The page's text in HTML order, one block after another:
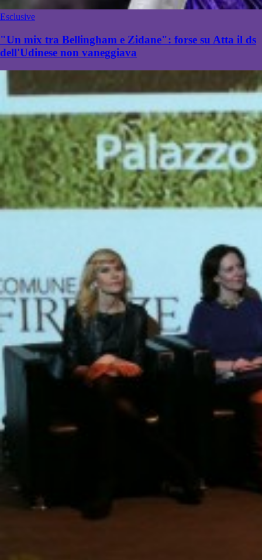
Esclusive
"Un mix tra Bellingham e Zidane": forse su Atta il ds
dell'Udinese non vaneggiava